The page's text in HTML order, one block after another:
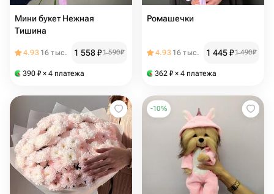
Мини букет Нежная
Тишина
4.93 16 тыс. 1 558₽1 590₽
390 ₽ × 4 платежа
Ромашечки
4.93 16 тыс. 1 445₽1 490₽
362 ₽ × 4 платежа
-10%